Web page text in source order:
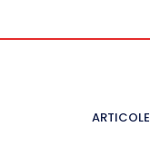
ARTICOLE